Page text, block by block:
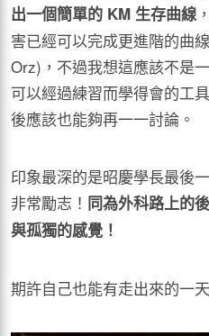
出一個簡單的 KM 生存曲線
害已經可以完成更進階的曲
Orz)，不過我想這應該不是
可以經過練習而學得會的工
後應該也能夠再一一討論。
印象最深的是昭慶學長最後
非常勵志！ 同為外科路上的
與孤獨的感覺！
期許自己也能有走出來的一天